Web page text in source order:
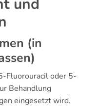
und
(in
Fluorouracil oder 5-
Behandlung
eingesetzt wird.